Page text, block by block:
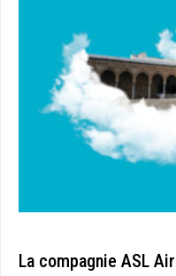
La compagnie ASL